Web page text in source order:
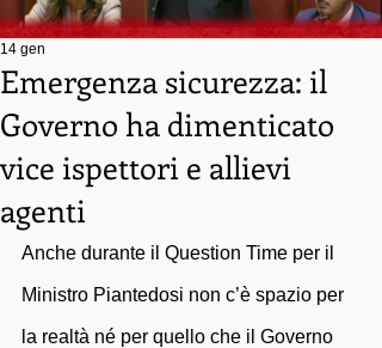
Emergenza sicurezza: il
Governo ha dimenticato
vice ispettori e allievi
agenti
14 gen
Anche durante il Question Time per il
Ministro Piantedosi non c’è spazio per
la realtà né per quello che il Governo